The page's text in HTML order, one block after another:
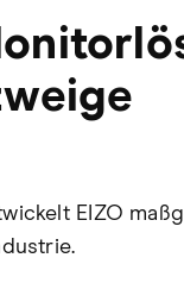
EIZO